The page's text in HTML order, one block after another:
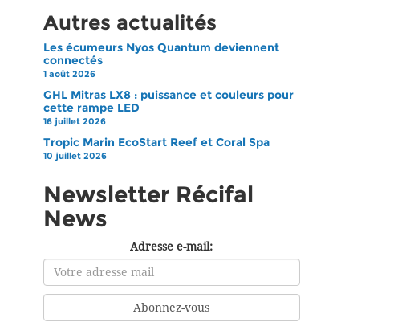
Autres actualités
Les écumeurs Nyos Quantum deviennent
connectés
1 août 2026
GHL Mitras LX8 : puissance et couleurs pour
cette rampe LED
16 juillet 2026
Tropic Marin EcoStart Reef et Coral Spa
10 juillet 2026
Newsletter Récifal
News
Adresse e-mail: